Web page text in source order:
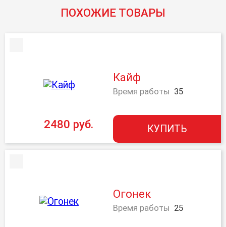
ПОХОЖИЕ ТОВАРЫ
Кайф
Время работы 35
2480 руб. КУПИТЬ
Огонек
Время работы 25